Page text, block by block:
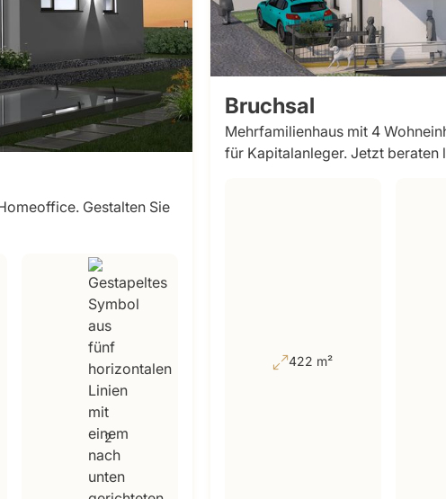
Gestalten Sie
2
Bruchsal
Mehrfamilienhaus mit 4
für Kapitalanleger. Jetzt beraten
422 m²